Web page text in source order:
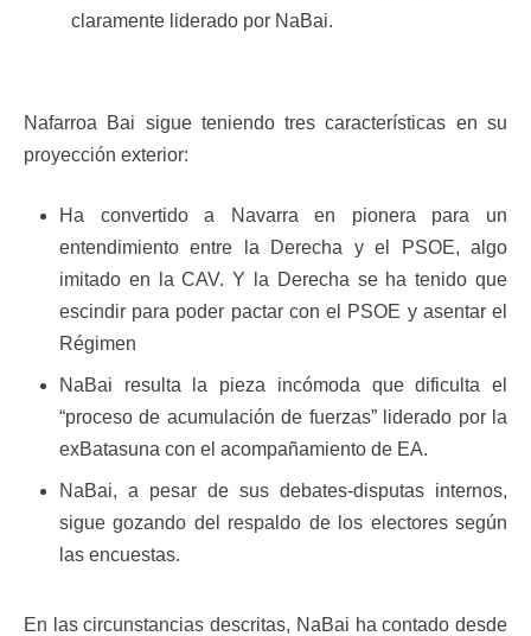
claramente liderado por NaBai.
Nafarroa Bai sigue teniendo tres características en su
proyección exterior:
Ha convertido a Navarra en pionera para un
entendimiento entre la Derecha y el PSOE, algo
imitado en la CAV. Y la Derecha se ha tenido que
escindir para poder pactar con el PSOE y asentar el
Régimen
NaBai resulta la pieza incómoda que dificulta el
“proceso de acumulación de fuerzas” liderado por la
exBatasuna con el acompañamiento de EA.
NaBai, a pesar de sus debates-disputas internos,
sigue gozando del respaldo de los electores según
las encuestas.
En las circunstancias descritas, NaBai ha contado desde